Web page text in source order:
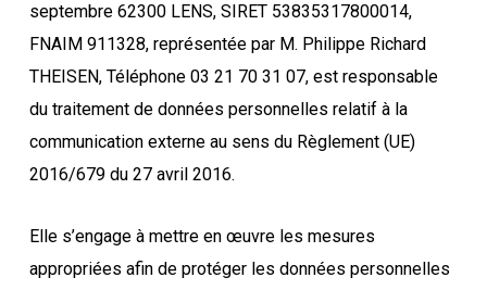
septembre 62300 LENS, SIRET 53835317800014,
FNAIM 911328, représentée par M. Philippe Richard
THEISEN, Téléphone 03 21 70 31 07, est responsable
du traitement de données personnelles relatif à la
communication externe au sens du Règlement (UE)
2016/679 du 27 avril 2016.
Elle s’engage à mettre en œuvre les mesures
appropriées afin de protéger les données personnelles